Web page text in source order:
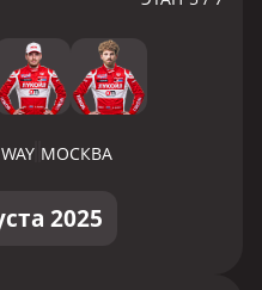
МОСКВА
2025